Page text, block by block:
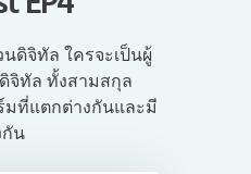
ดิจิทัล ใครจะเป็นผู้
จิทัล ทั้งสามสกุล
ที่แตกต่างกันและมี
น